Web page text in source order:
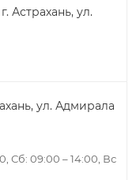
Астрахань, ул.
ул. Адмирала
Сб: 09:00 – 14:00, Вс